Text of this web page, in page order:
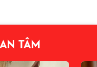
TÂM